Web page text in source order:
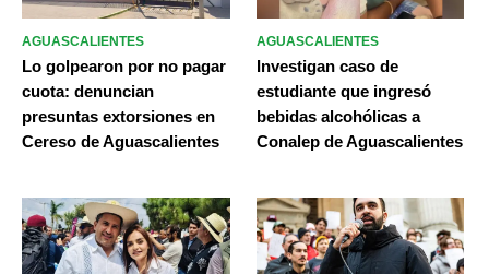
AGUASCALIENTES
Lo golpearon por no pagar
cuota: denuncian
presuntas extorsiones en
Cereso de Aguascalientes
AGUASCALIENTES
Investigan caso de
estudiante que ingresó
bebidas alcohólicas a
Conalep de Aguascalientes